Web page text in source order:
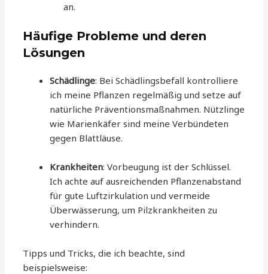
an.
Häufige Probleme und deren
Lösungen
Schädlinge: Bei Schädlingsbefall kontrolliere
ich meine Pflanzen regelmäßig und setze auf
natürliche Präventionsmaßnahmen. Nützlinge
wie Marienkäfer sind meine Verbündeten
gegen Blattläuse.
Krankheiten: Vorbeugung ist der Schlüssel.
Ich achte auf ausreichenden Pflanzenabstand
für gute Luftzirkulation und vermeide
Überwässerung, um Pilzkrankheiten zu
verhindern.
Tipps und Tricks, die ich beachte, sind
beispielsweise: